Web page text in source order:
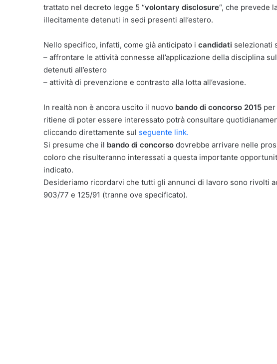
trattato nel decreto legge 5 “volontary disclosure“, che prevede
illecitamente detenuti in sedi presenti all’estero.
Nello specifico, infatti, come già anticipato i candidati selezionati
– affrontare le attività connesse all’applicazione della disciplina
detenuti all’estero
– attività di prevenzione e contrasto alla lotta all’evasione.
In realtà non è ancora uscito il nuovo bando di concorso 2015 per
ritiene di poter essere interessato potrà consultare
cliccando direttamente sul seguente link.
Si presume che il bando di concorso dovrebbe arrivare nelle
coloro che risulteranno interessati a questa importante
indicato.
Desideriamo ricordarvi che tutti gli annunci di lavoro sono rivolti
903/77 e 125/91 (tranne ove specificato).